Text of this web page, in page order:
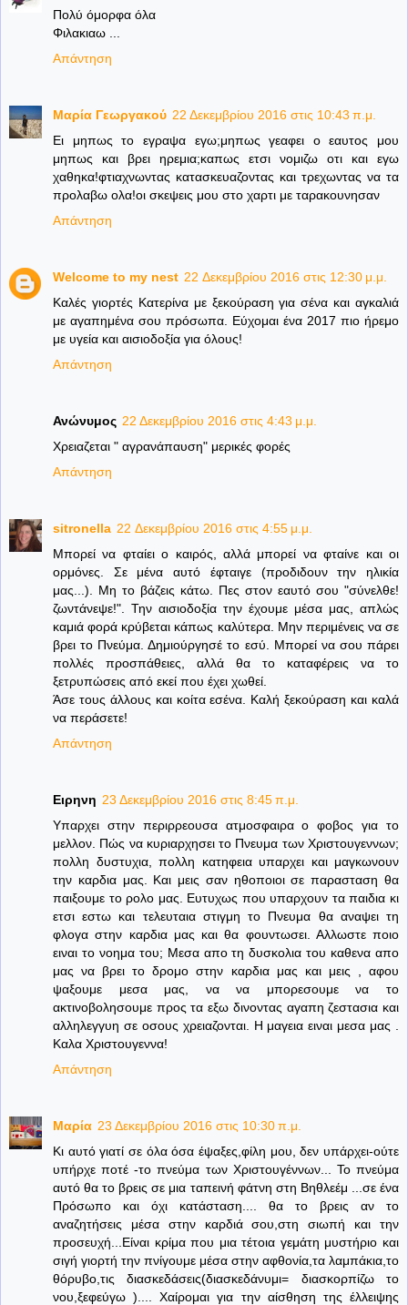
Πολύ όμορφα όλα
Φιλακιαω ...
Απάντηση
Mαρία Γεωργακού 22 Δεκεμβρίου 2016 στις 10:43 π.μ.
Ει μηπως το εγραψα εγω;μηπως γεαφει ο εαυτος μου
μηπως και βρει ηρεμια;καπως ετσι νομιζω οτι και εγω
χαθηκα!φτιαχνωντας κατασκευαζοντας και τρεχωντας να τα
προλαβω ολα!οι σκεψεις μου στο χαρτι με ταρακουνησαν
Απάντηση
Welcome to my nest 22 Δεκεμβρίου 2016 στις 12:30 μ.μ.
Καλές γιορτές Κατερίνα με ξεκούραση για σένα και αγκαλιά
με αγαπημένα σου πρόσωπα. Εύχομαι ένα 2017 πιο ήρεμο
με υγεία και αισιοδοξία για όλους!
Απάντηση
Ανώνυμος 22 Δεκεμβρίου 2016 στις 4:43 μ.μ.
Χρειαζεται " αγρανάπαυση" μερικές φορές
Απάντηση
sitronella 22 Δεκεμβρίου 2016 στις 4:55 μ.μ.
Μπορεί να φταίει ο καιρός, αλλά μπορεί να φταίνε και οι
ορμόνες. Σε μένα αυτό έφταιγε (προδιδουν την ηλικία
μας...). Μη το βάζεις κάτω. Πες στον εαυτό σου "σύνελθε!
ζωντάνεψε!". Την αισιοδοξία την έχουμε μέσα μας, απλώς
καμιά φορά κρύβεται κάπως καλύτερα. Μην περιμένεις να σε
βρει το Πνεύμα. Δημιούργησέ το εσύ. Μπορεί να σου πάρει
πολλές προσπάθειες, αλλά θα το καταφέρεις να το
ξετρυπώσεις από εκεί που έχει χωθεί.
Άσε τους άλλους και κοίτα εσένα. Καλή ξεκούραση και καλά
να περάσετε!
Απάντηση
Ειρηνη 23 Δεκεμβρίου 2016 στις 8:45 π.μ.
Υπαρχει στην περιρρεουσα ατμοσφαιρα ο φοβος για το
μελλον. Πώς να κυριαρχησει το Πνευμα των Χριστουγεννων;
πολλη δυστυχια, πολλη κατηφεια υπαρχει και μαγκωνουν
την καρδια μας. Και μεις σαν ηθοποιοι σε παρασταση θα
παιξουμε το ρολο μας. Ευτυχως που υπαρχουν τα παιδια κι
ετσι εστω και τελευταια στιγμη το Πνευμα θα αναψει τη
φλογα στην καρδια μας και θα φουντωσει. Αλλωστε ποιο
ειναι το νοημα του; Μεσα απο τη δυσκολια του καθενα απο
μας να βρει το δρομο στην καρδια μας και μεις , αφου
ψαξουμε μεσα μας, να να μπορεσουμε να το
ακτινοβολησουμε προς τα εξω δινοντας αγαπη ζεστασια και
αλληλεγγυη σε οσους χρειαζονται. Η μαγεια ειναι μεσα μας .
Καλα Χριστουγεννα!
Απάντηση
Μαρία 23 Δεκεμβρίου 2016 στις 10:30 π.μ.
Κι αυτό γιατί σε όλα όσα έψαξες,φίλη μου, δεν υπάρχει-ούτε
υπήρχε ποτέ -το πνεύμα των Χριστουγέννων... Το πνεύμα
αυτό θα το βρεις σε μια ταπεινή φάτνη στη Βηθλεέμ ...σε ένα
Πρόσωπο και όχι κατάσταση.... θα το βρεις αν το
αναζητήσεις μέσα στην καρδιά σου,στη σιωπή και την
προσευχή...Είναι κρίμα που μια τέτοια γεμάτη μυστήριο και
σιγή γιορτή την πνίγουμε μέσα στην αφθονία,τα λαμπάκια,το
θόρυβο,τις διασκεδάσεις(διασκεδάνυμι= διασκορπίζω το
νου,ξεφεύγω ).... Χαίρομαι για την αίσθηση της έλλειψης